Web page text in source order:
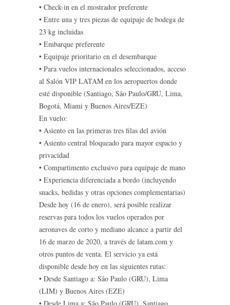
• Check-in en el mostrador preferente
• Entre una y tres piezas de equipaje de bodega de
23 kg incluidas
• Embarque preferente
• Equipaje prioritario en el desembarque
• Para vuelos internacionales seleccionados, acceso
al Salón VIP LATAM en los aeropuertos donde
esté disponible (Santiago, São Paulo/GRU, Lima,
Bogotá, Miami y Buenos Aires/EZE)
En vuelo:
• Asiento en las primeras tres filas del avión
• Asiento central bloqueado para mayor espacio y
privacidad
• Compartimento exclusivo para equipaje de mano
• Experiencia diferenciada a bordo (incluyendo
snacks, bedidas y otras opciones complementarias)
Desde hoy (16 de enero), será posible realizar
reservas para todos los vuelos operados por
aeronaves de corto y mediano alcance a partir del
16 de marzo de 2020, a través de latam.com y
otros puntos de venta. El servicio ya está
disponible desde hoy en las siguientes rutas:
• Desde Santiago a: São Paulo (GRU), Lima
(LIM) y Buenos Aires (EZE)
• Desde Lima a: São Paulo (GRU), Santiago